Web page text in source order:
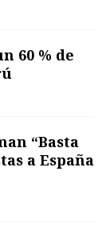
60 % de
“Basta
a España